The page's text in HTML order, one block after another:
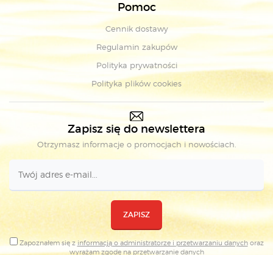
Pomoc
Cennik dostawy
Regulamin zakupów
Polityka prywatności
Polityka plików cookies
Zapisz się do newslettera
Otrzymasz informacje o promocjach i nowościach.
ZAPISZ
Zapoznałem się zinformacją o administratorze i przetwarzaniu danychoraz
wyrażam zgodę naprzetwarzanie danych